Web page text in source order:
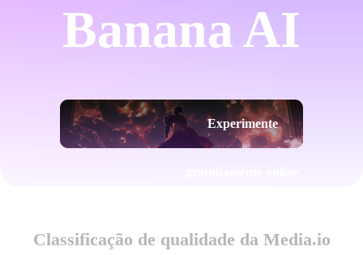
Banana AI
Experimente
Classificação de qualidade da Media.io